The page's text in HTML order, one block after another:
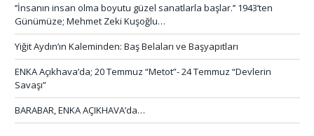
‘’İnsanın insan olma boyutu güzel sanatlarla başlar.’’ 1943’ten
Günümüze; Mehmet Zeki Kuşoğlu…
Yiğit Aydın’ın Kaleminden: Baş Belaları ve Başyapıtları
ENKA Açıkhava’da; 20 Temmuz “Metot”- 24 Temmuz “Devlerin
Savaşı”
BARABAR, ENKA AÇIKHAVA’da…